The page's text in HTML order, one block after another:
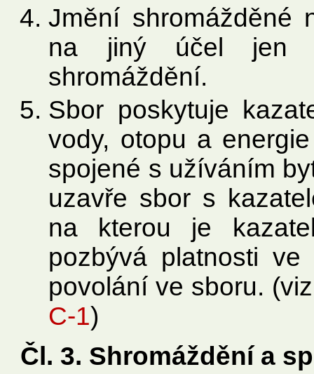
Jmění shromážděné
na jiný účel jen
shromáždění.
Sbor poskytuje
vody, otopu a
spojené s užíváním
uzavře sbor s
na kterou je
pozbývá platnosti
povolání ve sboru.
C-1)
Čl. 3. Shromáždění a